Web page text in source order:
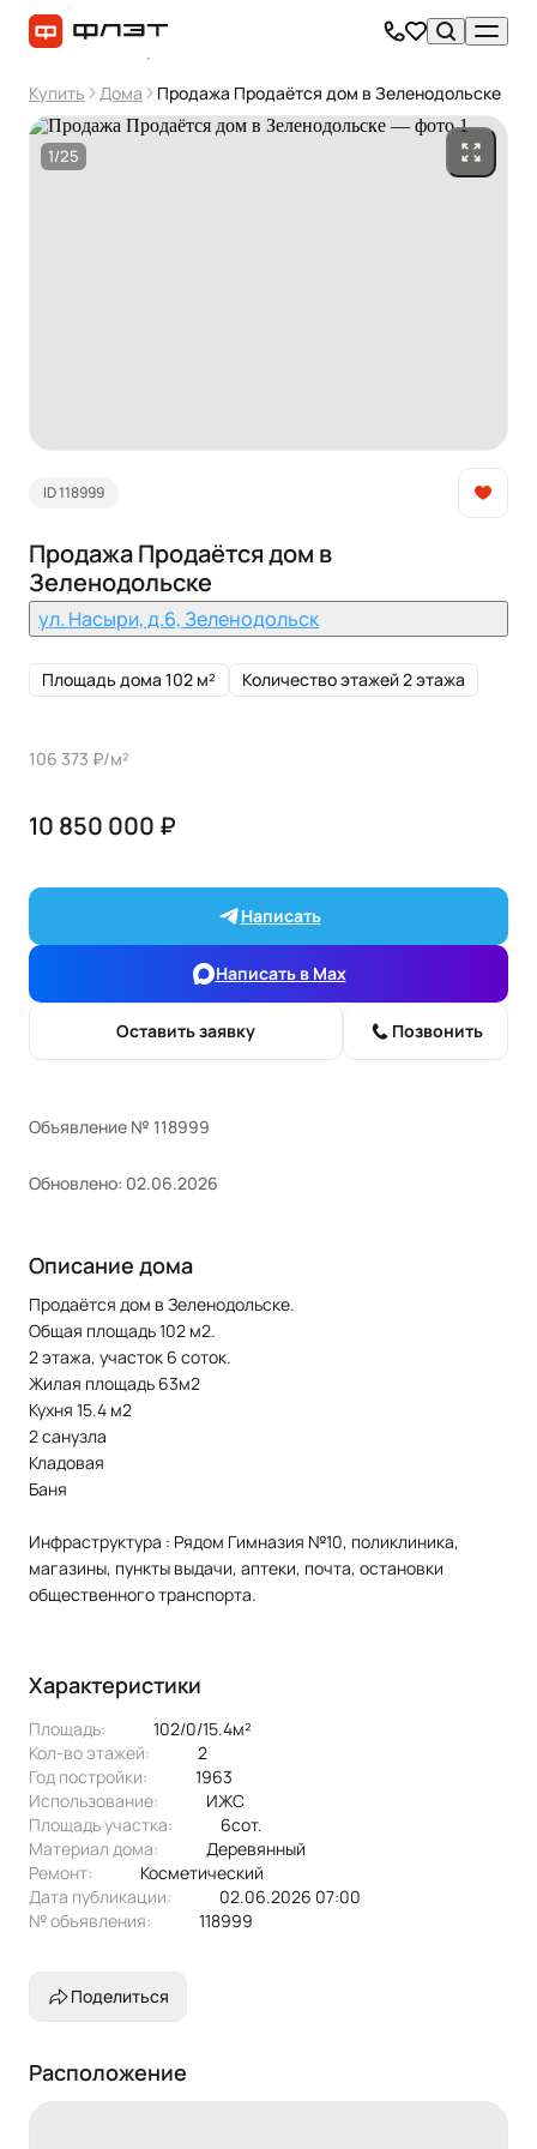
Купить Дома Продажа Продаётся дом в Зеленодольске
1/25
ID 118999
Продажа Продаётся дом в
Зеленодольске
ул. Насыри, д.6, Зеленодольск
Площадь дома 102 м² Количество этажей 2 этажа
106 373 ₽/м²
10 850 000 ₽
Написать
Написать в Max
Оставить заявку Позвонить
Объявление № 118999
Обновлено: 02.06.2026
Описание дома
Продаётся дом в Зеленодольске.
Общая площадь 102 м2.
2 этажа, участок 6 соток.
Жилая площадь 63м2
Кухня 15.4 м2
2 санузла
Кладовая
Баня
Инфраструктура : Рядом Гимназия №10, поликлиника,
магазины, пункты выдачи, аптеки, почта, остановки
общественного транспорта.
Характеристики
Площадь:
102/0/15.4м²
Кол-во этажей:
2
Год постройки:
1963
Использование:
ИЖС
Площадь участка:
6сот.
Материал дома:
деревянный
Ремонт:
Косметический
Дата публикации:
02.06.2026 07:00
№ объявления:
118999
Поделиться
Расположение